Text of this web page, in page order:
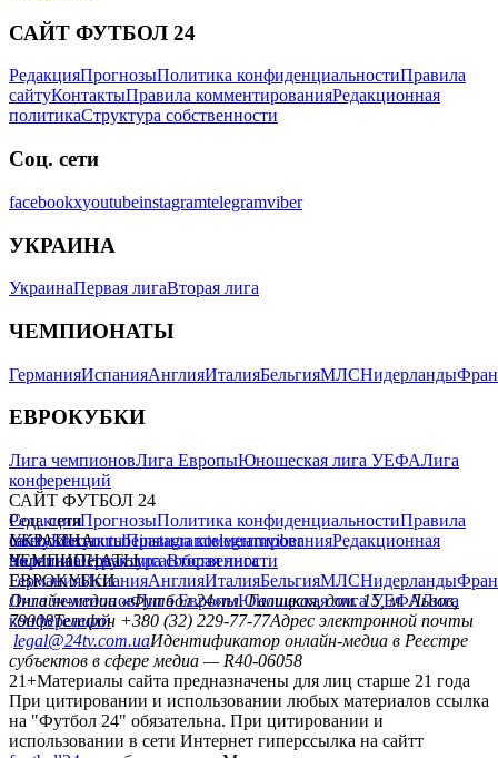
САЙТ ФУТБОЛ 24
РедакцияПрогнозыПолитика конфиденциальностиПравила
сайтуКонтактыПравила комментированияРедакционная
политикаСтруктура собственности
Соц. сети
facebookxyoutubeinstagramtelegramviber
УКРАИНА
УкраинаПервая лигаВторая лига
ЧЕМПИОНАТЫ
ГерманияИспанияАнглияИталияБельгияМЛСНидерланды
ЕВРОКУБКИ
Лига чемпионовЛига ЕвропыЮношеская лига УЕФАЛига
конференций
САЙТ ФУТБОЛ 24
РедакцияПрогнозыПолитика конфиденциальностиПравила
сайтуКонтактыПравила комментированияРедакционная
политикаСтруктура собственности
Соц. сети
facebookxyoutubeinstagramtelegramviber
УКРАИНА
УкраинаПервая лигаВторая лига
ЧЕМПИОНАТЫ
ГерманияИспанияАнглияИталияБельгияМЛСНидерланды
ЕВРОКУБКИ
Лига чемпионовЛига ЕвропыЮношеская лига УЕФАЛига
конференций
Онлайн-медиа «Футбол 24»пл. Галицкая, дом. 15, м. Львов,
79008Телефон +380 (32) 229-77-77Адрес электронной почты
legal@24tv.com.uaИдентификатор онлайн-медиа в Реестре
субъектов в сфере медиа — R40-06058
21+Материалы сайта предназначены для лиц старше 21 года
При цитировании и использовании любых материалов ссылка
на "Футбол 24" обязательна. При цитировании и
использовании в сети Интернет гиперссылка на сайтт